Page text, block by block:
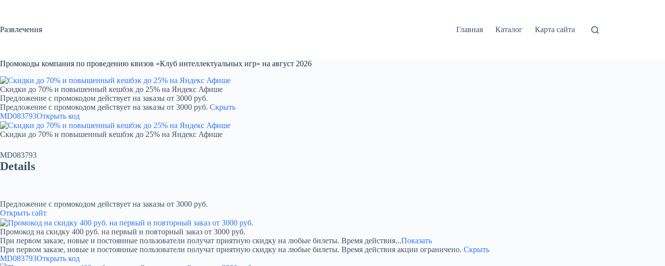
Развлечения
Главная Каталог Карта сайта
Промокоды компания по проведению квизов «Клуб интеллектуальных игр» на август 2026
Скидки до 70% и повышенный кешбэк до 25% на Яндекс Афише
Предложение с промокодом действует на заказы от 3000 руб.
Предложение с промокодом действует на заказы от 3000 руб. Скрыть
MD083793Открыть код
Скидки до 70% и повышенный кешбэк до 25% на Яндекс Афише
MD083793
Details
Предложение с промокодом действует на заказы от 3000 руб.
Открыть сайт
Промокод на скидку 400 руб. на первый и повторный заказ от 3000 руб.
При первом заказе, новые и постоянные пользователи получат приятную скидку на любые билеты. Время действия...Показать
При первом заказе, новые и постоянные пользователи получат приятную скидку на любые билеты. Время действия акции ограничено. Скрыть
MD083793Открыть код